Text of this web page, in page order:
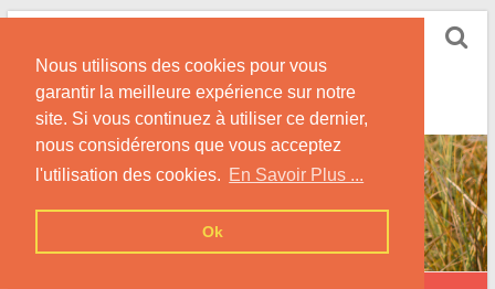
Nous utilisons des cookies pour vous
garantir la meilleure expérience sur notre
site. Si vous continuez à utiliser ce dernier,
nous considérerons que vous acceptez
l'utilisation des cookies. En Savoir Plus ...
Ok
Skip
contentVietnamienne
Rencontre une Célibataire Originaire du VietNam !